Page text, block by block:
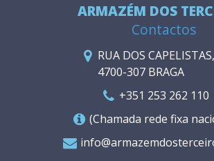
ARMAZÉM DOS
Contactos
RUA DOS
4700-307 BRAGA
+351 253 262 110
(Chamada rede fixa